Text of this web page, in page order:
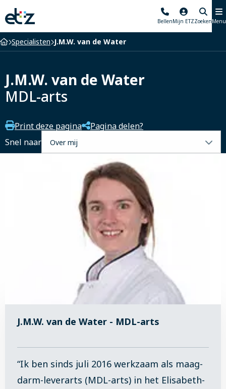
Elisabeth-
TweeSteden
Ziekenhuis
BellenMijn ETZZoekenMenu
Home
Specialisten J.M.W. van de Water
J.M.W. van de Water
MDL-arts
Print deze pagina
Pagina delen?
Snel naar
J.M.W. van de Water - MDL-arts
“Ik ben sinds juli 2016 werkzaam als maag-
darm-leverarts (MDL-arts) in het Elisabeth-